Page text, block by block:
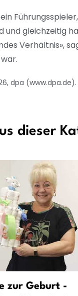
und gleichzeitig
Verhältnis»,
dpa
dieser
zur Geburt -